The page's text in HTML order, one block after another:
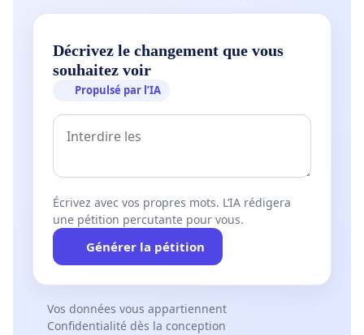
Décrivez le changement que vous
souhaitez voir
Propulsé par l’IA
Écrivez avec vos propres mots. L’IA rédigera
une pétition percutante pour vous.
Générer la pétition
Vos données vous appartiennent
Confidentialité dès la conception